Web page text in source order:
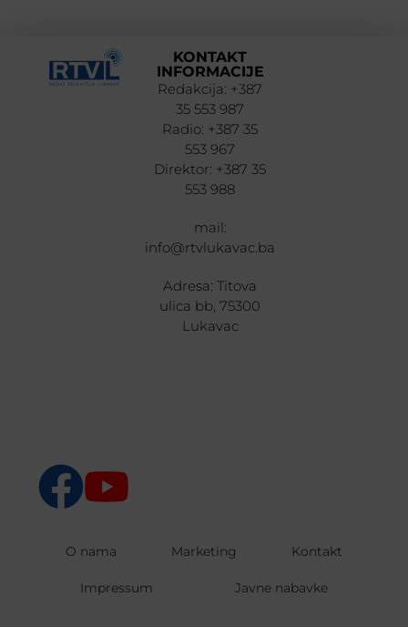
KONTAKT
INFORMACIJE
Redakcija: +387
35 553 987
Radio: +387 35
553 967
Direktor: +387 35
553 988
mail:
info@rtvlukavac.ba
Adresa: Titova
ulica bb, 75300
Lukavac
O nama Marketing Kontakt
Impressum Javne nabavke